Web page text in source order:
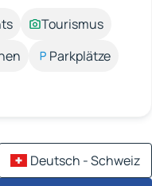
Tourismus
Parkplätze
Deutsch - Schweiz